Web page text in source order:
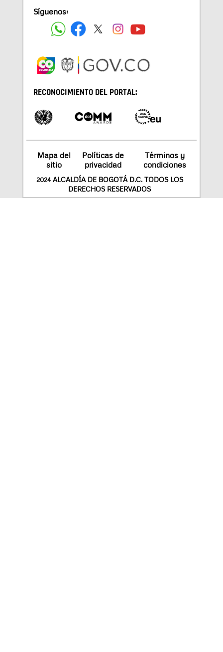
Síguenos:
RECONOCIMIENTO DEL PORTAL:
Mapa del
sitio
Políticas de
privacidad
Términos y
condiciones
2024 ALCALDÍA DE BOGOTÁ D.C. TODOS LOS
DERECHOS RESERVADOS